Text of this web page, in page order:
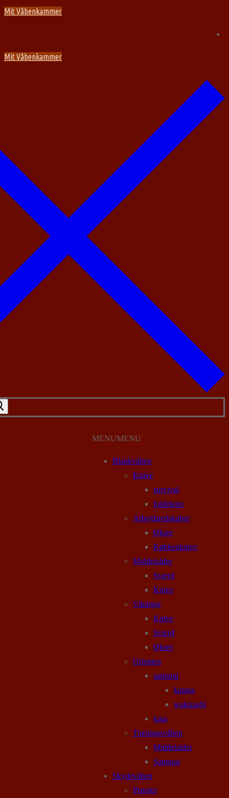
Spring
Menu
Luk
Mit Våbenkammer
Mit Våbenkammer
MENUMENU
Blankvåben
Knive
survival
foldekniv
Arbejdsredskaber
Økser
Køkkenknive
Middelalder
Sværd
Knive
Vikinger
Knive
Sværd
Økser
Orienten
samurai
katana
wakizashi
kina
Træningsvåben
Middelalder
Samurai
Skydevåben
Pistoler